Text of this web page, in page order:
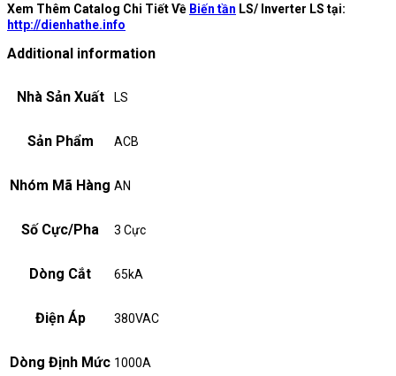
Xem Thêm Catalog Chi Tiết Về Biến tần LS/ Inverter LS tại:
http://dienhathe.info
Additional information
Nhà Sản Xuất LS
Sản Phẩm ACB
Nhóm Mã Hàng AN
Số Cực/Pha 3 Cực
Dòng Cắt 65kA
Điện Áp 380VAC
Dòng Định Mức 1000A